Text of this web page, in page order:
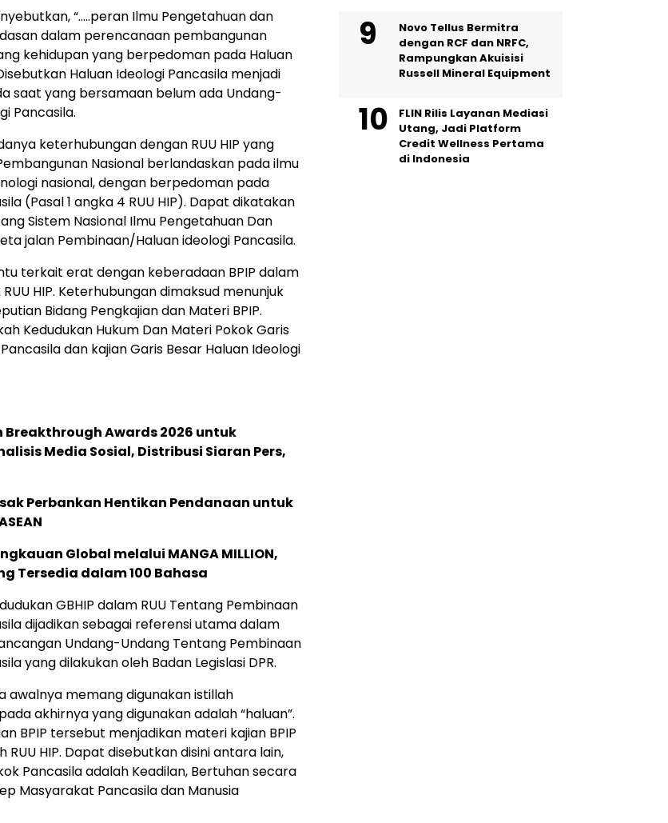
“…..peran Ilmu Pengetahuan dan
dalam perencanaan pembangunan
kehidupan yang berpedoman pada Haluan
Haluan Ideologi Pancasila menjadi
saat yang bersamaan belum ada Undang-
Pancasila.
keterhubungan dengan RUU HIP yang
Nasional berlandaskan pada ilmu
nasional, dengan berpedoman pada
(Pasal 1 angka 4 RUU HIP). Dapat dikatakan
Sistem Nasional Ilmu Pengetahuan Dan
jalan Pembinaan/Haluan ideologi Pancasila.
terkait erat dengan keberadaan BPIP dalam
HIP. Keterhubungan dimaksud menunjuk
Bidang Pengkajian dan Materi BPIP.
Kedudukan Hukum Dan Materi Pokok Garis
dan kajian Garis Besar Haluan Ideologi
Breakthrough Awards 2026 untuk
Media Sosial, Distribusi Siaran Pers,
Perbankan Hentikan Pendanaan untuk
Global melalui MANGA MILLION,
Tersedia dalam 100 Bahasa
GBHIP dalam RUU Tentang Pembinaan
dijadikan sebagai referensi utama dalam
Undang-Undang Tentang Pembinaan
yang dilakukan oleh Badan Legislasi DPR.
awalnya memang digunakan istillah
akhirnya yang digunakan adalah “haluan”.
BPIP tersebut menjadikan materi kajian BPIP
RUU HIP. Dapat disebutkan disini antara lain,
Pancasila adalah Keadilan, Bertuhan secara
Masyarakat Pancasila dan Manusia
Novo Tellus Bermitra
dengan RCF dan NRFC,
Rampungkan Akuisisi
Russell Mineral Equipment
FLIN Rilis Layanan Mediasi
Utang, Jadi Platform
Credit Wellness Pertama
di Indonesia